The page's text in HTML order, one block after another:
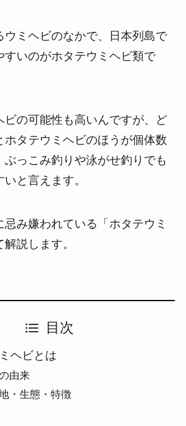
ウミヘビのなかで、日本列島で
すいのがホタテウミヘビ類で
ビの可能性も高いんですが、ど
ホタテウミヘビのほうが個体数
ぶっこみ釣りや泳がせ釣りでも
と言えます。
み嫌われている「ホタテウミ
説します。
目次
ヘビとは
由来
・生態・特徴